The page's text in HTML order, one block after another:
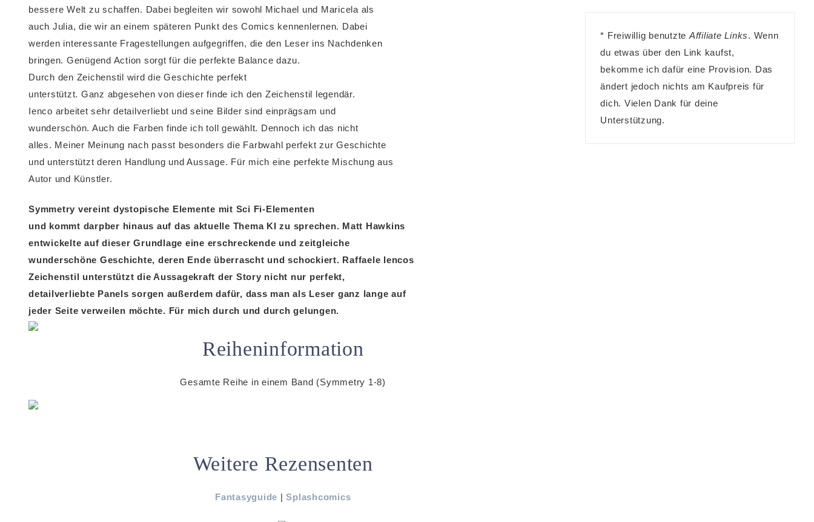
bessere Welt zu schaffen. Dabei begleiten wir sowohl Michael und Maricela als
auch Julia, die wir an einem späteren Punkt des Comics kennenlernen. Dabei
werden interessante Fragestellungen aufgegriffen, die den Leser ins Nachdenken
bringen. Genügend Action sorgt für die perfekte Balance dazu.
Durch den Zeichenstil wird die Geschichte perfekt
unterstützt. Ganz abgesehen von dieser finde ich den Zeichenstil legendär.
Ienco arbeitet sehr detailverliebt und seine Bilder sind einprägsam und
wunderschön. Auch die Farben finde ich toll gewählt. Dennoch ich das nicht
alles. Meiner Meinung nach passt besonders die Farbwahl perfekt zur Geschichte
und unterstützt deren Handlung und Aussage. Für mich eine perfekte Mischung aus
Autor und Künstler.
Symmetry vereint dystopische Elemente mit Sci Fi-Elementen
und kommt darpber hinaus auf das aktuelle Thema KI zu sprechen. Matt Hawkins
entwickelte auf dieser Grundlage eine erschreckende und zeitgleiche
wunderschöne Geschichte, deren Ende überrascht und schockiert. Raffaele Iencos
Zeichenstil unterstützt die Aussagekraft der Story nicht nur perfekt,
detailverliebte Panels sorgen außerdem dafür, dass man als Leser ganz lange auf
jeder Seite verweilen möchte. Für mich durch und durch gelungen.
Reiheninformation
Gesamte Reihe in einem Band (Symmetry 1-8)
Weitere Rezensenten
Fantasyguide |Splashcomics
* Freiwillig benutzte Affiliate Links. Wenn
du etwas über den Link kaufst,
bekomme ich dafür eine Provision. Das
ändert jedoch nichts am Kaufpreis für
dich. Vielen Dank für deine
Unterstützung.